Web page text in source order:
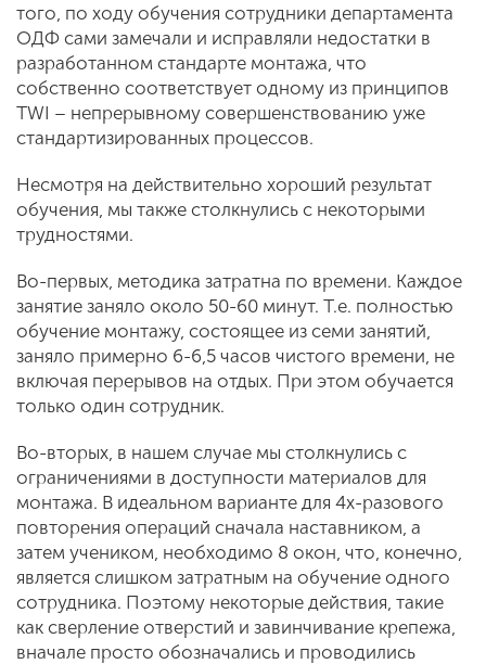
того, по ходу обучения сотрудники департамента
ОДФ сами замечали и исправляли недостатки в
разработанном стандарте монтажа, что
собственно соответствует одному из принципов
TWI – непрерывному совершенствованию уже
стандартизированных процессов.
Несмотря на действительно хороший результат
обучения, мы также столкнулись с некоторыми
трудностями.
Во-первых, методика затратна по времени. Каждое
занятие заняло около 50-60 минут. Т.е. полностью
обучение монтажу, состоящее из семи занятий,
заняло примерно 6-6,5 часов чистого времени, не
включая перерывов на отдых. При этом обучается
только один сотрудник.
Во-вторых, в нашем случае мы столкнулись с
ограничениями в доступности материалов для
монтажа. В идеальном варианте для 4х-разового
повторения операций сначала наставником, а
затем учеником, необходимо 8 окон, что, конечно,
является слишком затратным на обучение одного
сотрудника. Поэтому некоторые действия, такие
как сверление отверстий и завинчивание крепежа,
вначале просто обозначались и проводились